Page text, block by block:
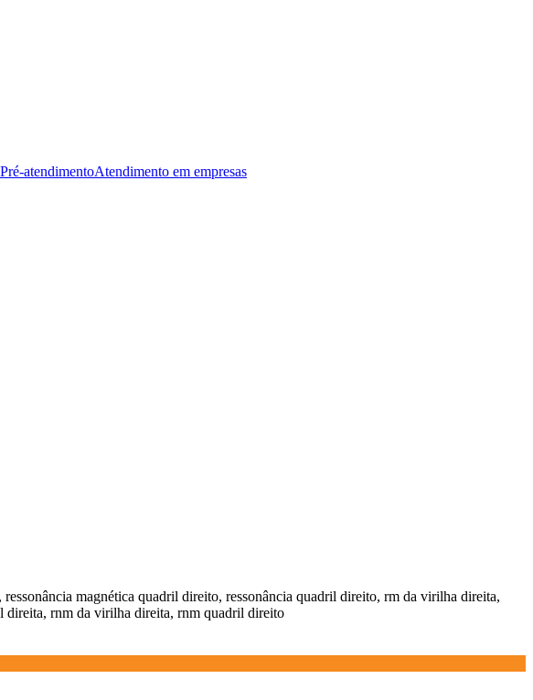
Pré-atendimentoAtendimento em empresas
magnética quadril direito, ressonância quadril direito, rm da virilha direita,
direita, rnm da virilha direita, rnm quadril direito